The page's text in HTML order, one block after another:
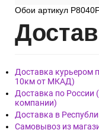
Обои артикул
Дост
Доставка курьером
10км от МКАД)
Доставка по России
компании)
Доставка в
Самовывоз из